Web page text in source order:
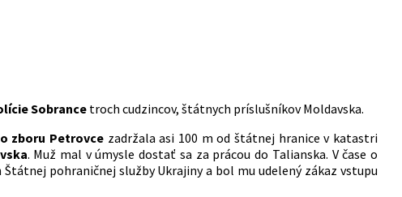
Sobrancetroch cudzincov, štátnych príslušníkov Moldavska.
zboru Petrovcezadržala asi 100 m od štátnej hranice v katastri
. Muž mal v úmysle dostať sa za prácou do Talianska. V čase o
pohraničnej služby Ukrajiny a bol mu udelený zákaz vstupu